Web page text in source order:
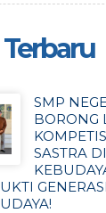
SMP
BORONG
SASTRA